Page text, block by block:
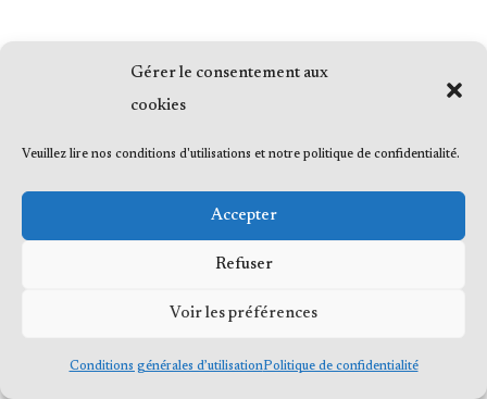
Gérer le consentement aux
cookies
Veuillez lire nos conditions d'utilisations et notre politique de confidentialité.
Accepter
Refuser
Voir les préférences
Conditions générales d’utilisationPolitique de confidentialité
réservés